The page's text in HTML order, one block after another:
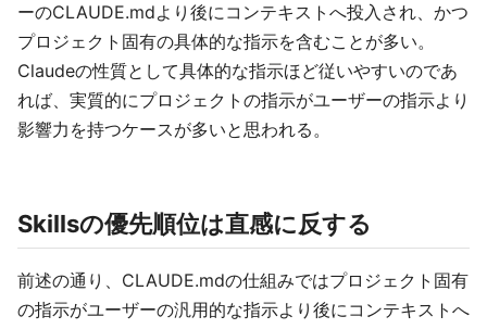
ーのCLAUDE.mdより後にコンテキストへ投入され、かつ
プロジェクト固有の具体的な指示を含むことが多い。
Claudeの性質として具体的な指示ほど従いやすいのであ
れば、実質的にプロジェクトの指示がユーザーの指示より
影響力を持つケースが多いと思われる。
Skillsの優先順位は直感に反する
前述の通り、CLAUDE.mdの仕組みではプロジェクト固有
の指示がユーザーの汎用的な指示より後にコンテキストへ